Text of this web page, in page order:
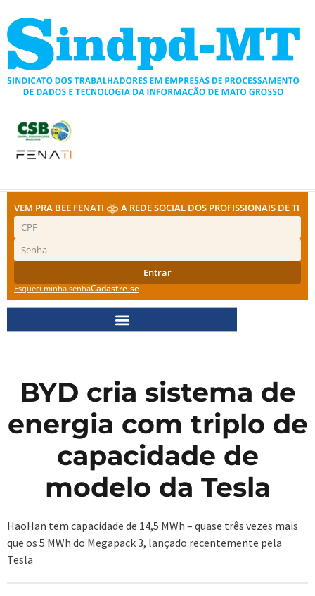
para
conteúdo
VEM PRA BEE FENATI A REDE SOCIAL DOS PROFISSIONAIS DE TI
Entrar
Esqueci minha senhaCadastre-se
BYD cria sistema de
energia com triplo de
capacidade de
modelo da Tesla
HaoHan tem capacidade de 14,5 MWh – quase três vezes mais
que os 5 MWh do Megapack 3, lançado recentemente pela
Tesla